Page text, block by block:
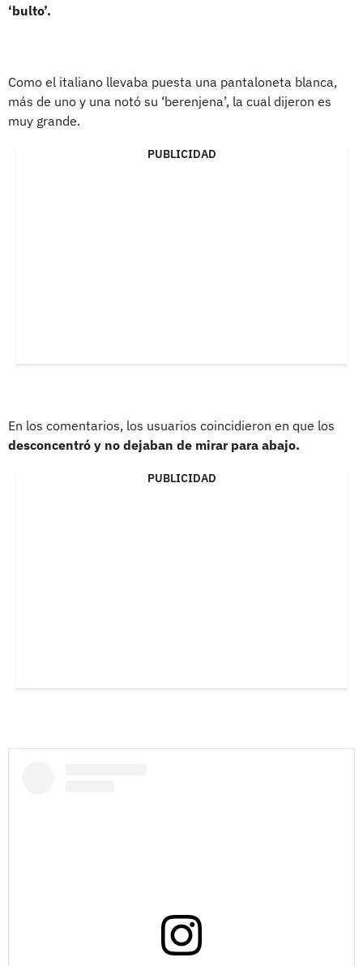
‘bulto’.
Como el italiano llevaba puesta una pantaloneta blanca,
más de uno y una notó su ‘berenjena’, la cual dijeron es
muy grande.
PUBLICIDAD
En los comentarios, los usuarios coincidieron en que los
desconcentró y no dejaban de mirar para abajo.
PUBLICIDAD